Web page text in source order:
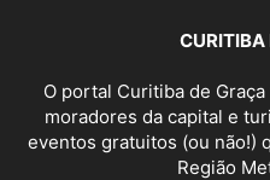
CURITIBA
O portal Curitiba de
moradores da capital e
eventos gratuitos (ou não!)
Região